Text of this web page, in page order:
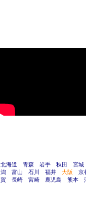
北海道 青森 岩手 秋田 宮城
潟
富山 石川 福井 大阪 京
賀
長崎 宮崎 鹿児島 熊本